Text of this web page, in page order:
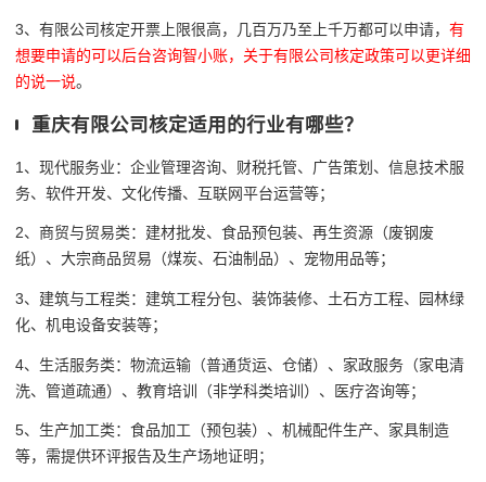
3、有限公司核定开票上限很高，几百万乃至上千万都可以申请， 有
想要申请的可以后台咨询智小账，关于有限公司核定政策可以更详细
的说一说。
重庆有限公司核定适用的行业有哪些？
1、现代服务业：企业管理咨询、财税托管、广告策划、信息技术服
务、软件开发、文化传播、互联网平台运营等；
2、商贸与贸易类：建材批发、食品预包装、再生资源（废钢废
纸）、大宗商品贸易（煤炭、石油制品）、宠物用品等；
3、建筑与工程类：建筑工程分包、装饰装修、土石方工程、园林绿
化、机电设备安装等；
4、生活服务类：物流运输（普通货运、仓储）、家政服务（家电清
洗、管道疏通）、教育培训（非学科类培训）、医疗咨询等；
5、生产加工类：食品加工（预包装）、机械配件生产、家具制造
等，需提供环评报告及生产场地证明；